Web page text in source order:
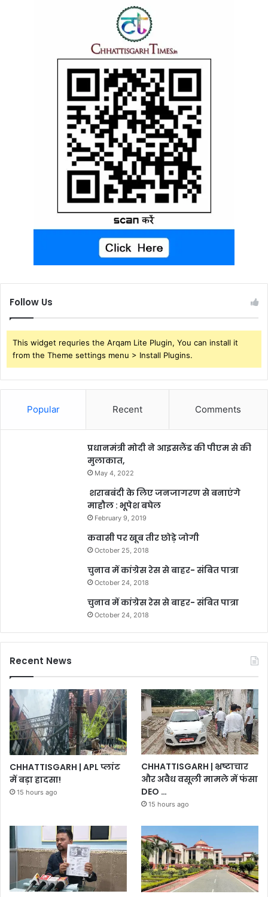
Follow Us
This widget requries the Arqam Lite Plugin, You can install it
from the Theme settings menu > Install Plugins.
Popular Recent Comments
प्रधानमंत्री मोदी ने आइसलैंड की पीएम से की
मुलाकात,
May 4, 2022
शराबबंदी के लिए जनजागरण से बनाएंगे
माहौल : भूपेश बघेल
February 9, 2019
कवासी पर खूब तीर छोड़े जोगी
October 25, 2018
चुनाव में कांग्रेस रेस से बाहर- संबित पात्रा
October 24, 2018
चुनाव में कांग्रेस रेस से बाहर- संबित पात्रा
October 24, 2018
Recent News
CHHATTISGARH | APL प्लांट
में बड़ा हादसा!
15 hours ago
CHHATTISGARH | भ्रष्टाचार
और अवैध वसूली मामले में फंसा
DEO …
15 hours ago